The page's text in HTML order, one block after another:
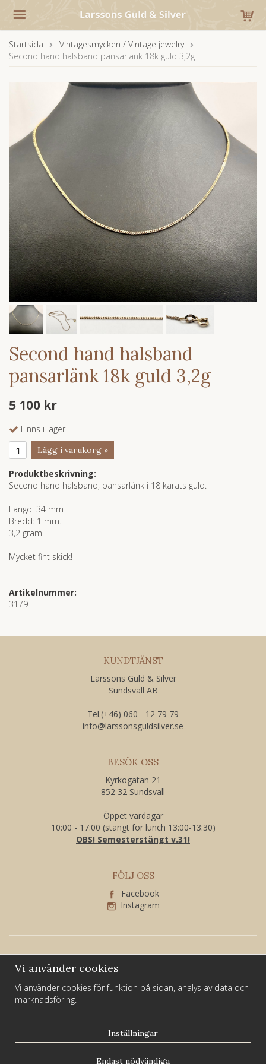
Startsida
Vintagesmycken / Vintage jewelry
Second hand halsband pansarlänk 18k guld 3,2g
Second hand halsband
pansarlänk 18k guld 3,2g
5 100 kr
Finns i lager
Lägg i varukorg »
Produktbeskrivning:
Second hand halsband, pansarlänk i 18 karats guld.
Längd: 34 mm
Bredd: 1 mm.
3,2 gram.
Mycket fint skick!
Artikelnummer:
3179
KUNDTJÄNST
Larssons Guld & Silver
Sundsvall AB
Tel.(+46) 060 - 12 79 79
​info@larssonsguldsilver.se
BESÖK OSS
Kyrkogatan 21
852 32 Sundsvall
Öppet vardagar
10:00 - 17:00 (stängt för lunch 13:00-13:30)
OBS! Semesterstängt v.31!
FÖLJ OSS
Facebook
Instagram
Sundsvall i över 40 år.
Du hittar oss på Kyrkogatan 21 i centrala Sundsvall.
Vi använder cookies
Vi använder cookies för funktion på sidan, analys av data och
marknadsföring.
Inställningar
Endast nödvändiga